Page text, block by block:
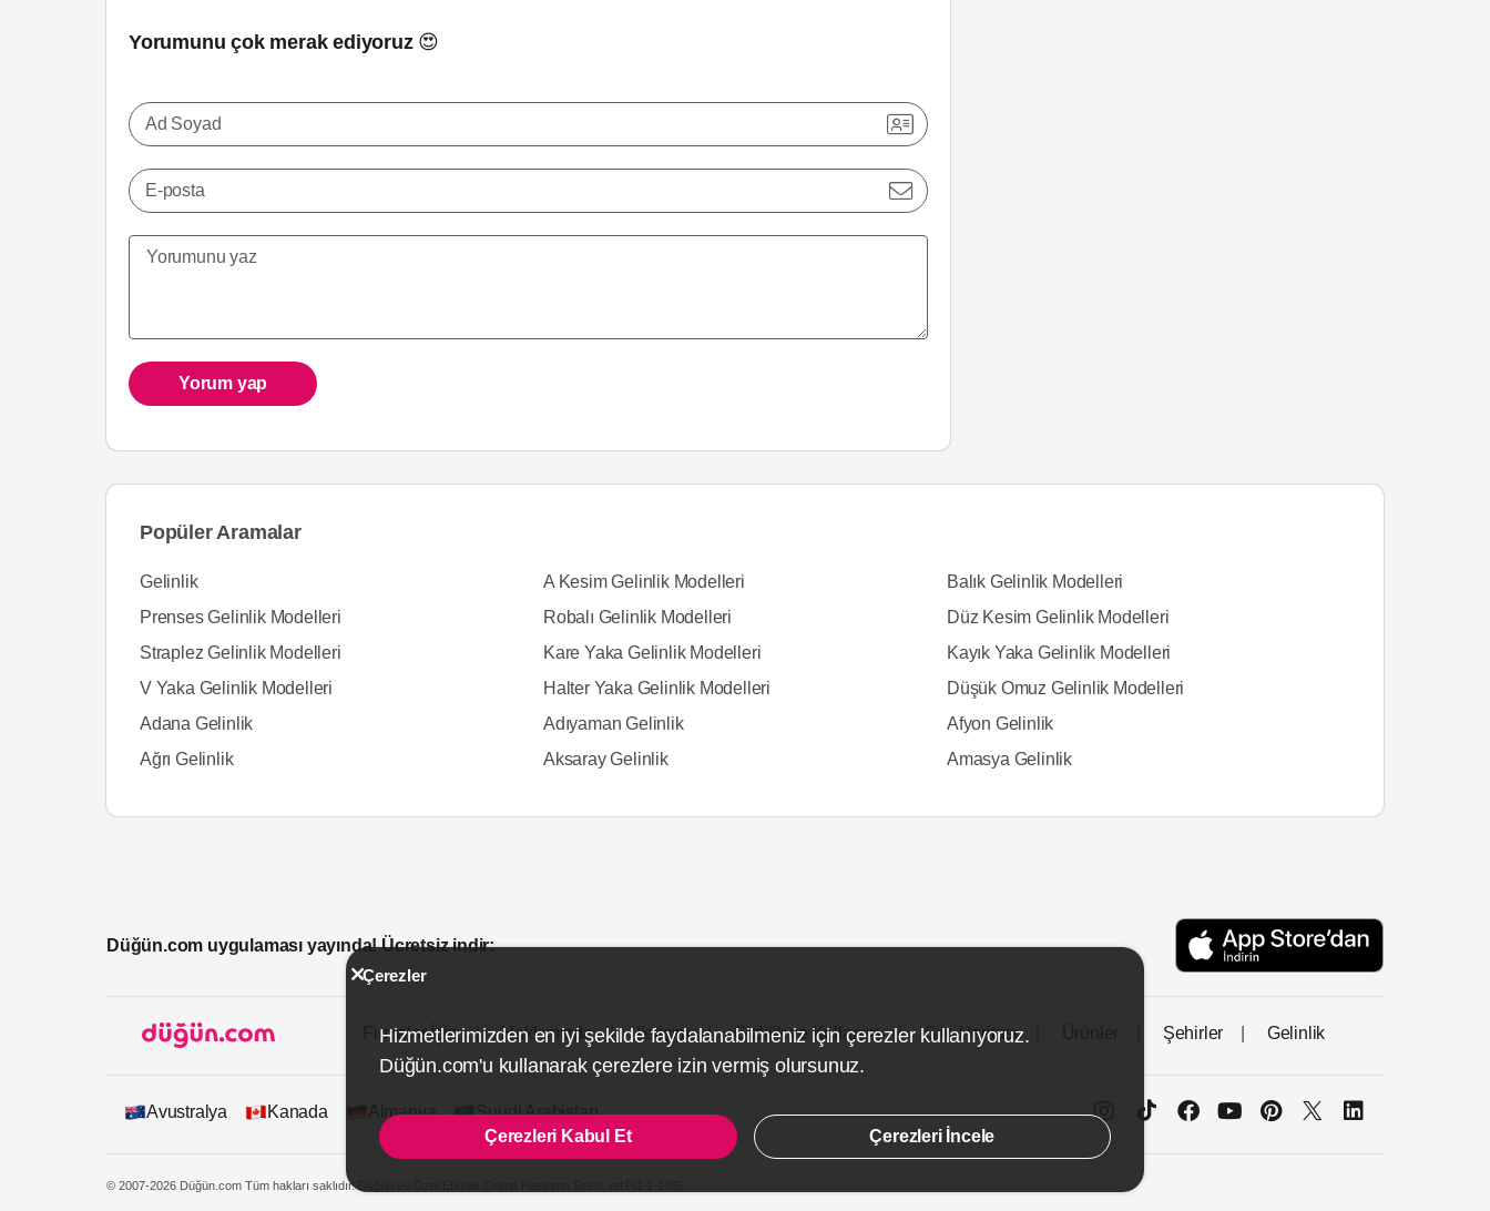
Yorumunu çok merak ediyoruz 😍
Ad Soyad
E-posta
Yorum yap
Popüler Aramalar
Gelinlik A Kesim Gelinlik Modelleri
Balık Gelinlik Modelleri
Prenses Gelinlik Modelleri
Robalı Gelinlik Modelleri
Düz Kesim Gelinlik Modelleri
Straplez Gelinlik Modelleri
Kare Yaka Gelinlik Modelleri
Kayık Yaka Gelinlik Modelleri
V Yaka Gelinlik Modelleri
Halter Yaka Gelinlik Modelleri
Düşük Omuz Gelinlik Modelleri
Adana Gelinlik
Adıyaman Gelinlik
Afyon Gelinlik
Ağrı Gelinlik
Aksaray Gelinlik Amasya Gelinlik
Düğün.com uygulaması yayında! Ücretsiz indir:
Firmalar İçin Hakkımızda İletişim Gizlilik ve Kullanım Site Haritası Şehirler Gelinlik
Avustralya Kanada Almanya Suudi Arabistan
© 2007-2026 Düğün.com Tüm hakları saklıdır. Düğün ve Özel Etkinlik Online Planlama Sitesi.
Çerezler
Hizmetlerimizden en iyi şekilde faydalanabilmeniz için çerezler kullanıyoruz.
Düğün.com'u kullanarak çerezlere izin vermiş olursunuz.
Çerezleri Kabul Et Çerezleri İncele